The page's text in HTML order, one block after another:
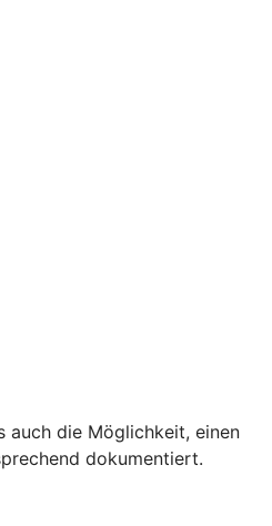
auch die Möglichkeit, einen
dokumentiert.